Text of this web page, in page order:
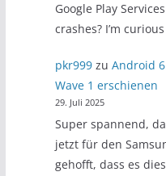
Google Play
crashes? I’m
pkr999 zuAndroid
Wave 1 erschienen
29. Juli 2025
Super spannend,
jetzt für den
gehofft, dass es